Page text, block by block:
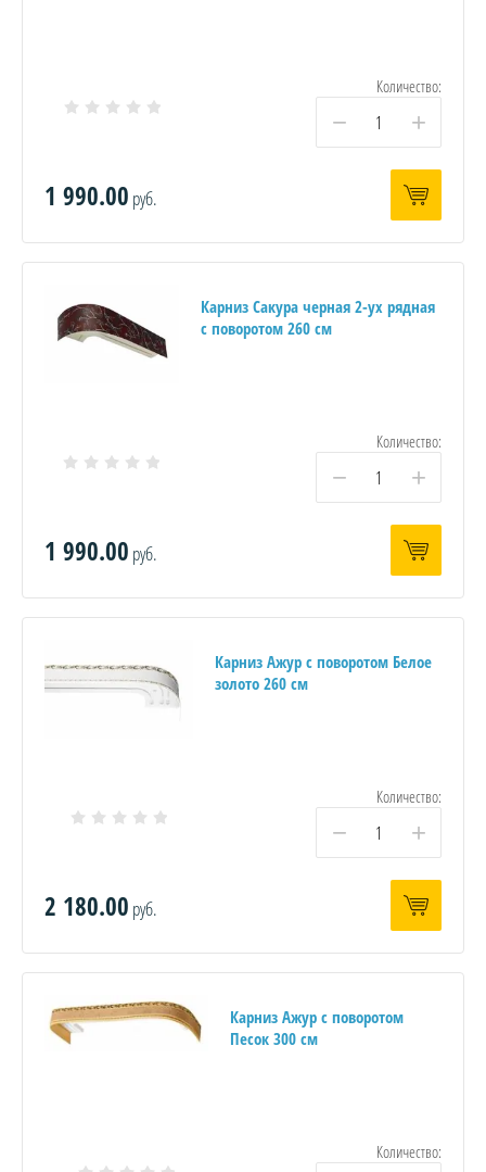
Количество:
− +
1 990.00 руб.
Карниз Сакура черная 2-ух рядная
с поворотом 260 см
Количество:
− +
1 990.00 руб.
Карниз Ажур с поворотом Белое
золото 260 см
Количество:
− +
2 180.00 руб.
Карниз Ажур с поворотом
Песок 300 см
Количество: